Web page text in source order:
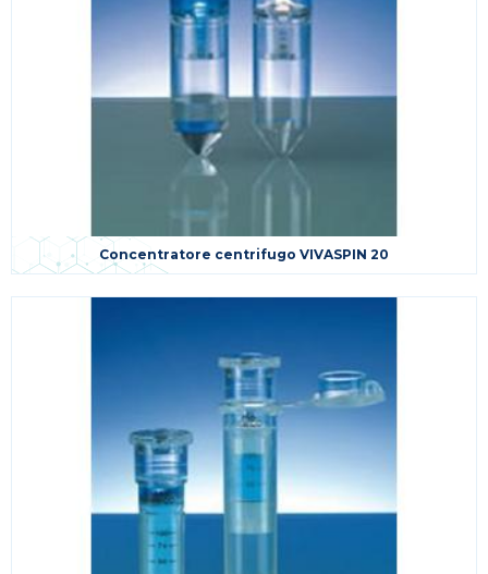
Concentratore centrifugo VIVASPIN 20